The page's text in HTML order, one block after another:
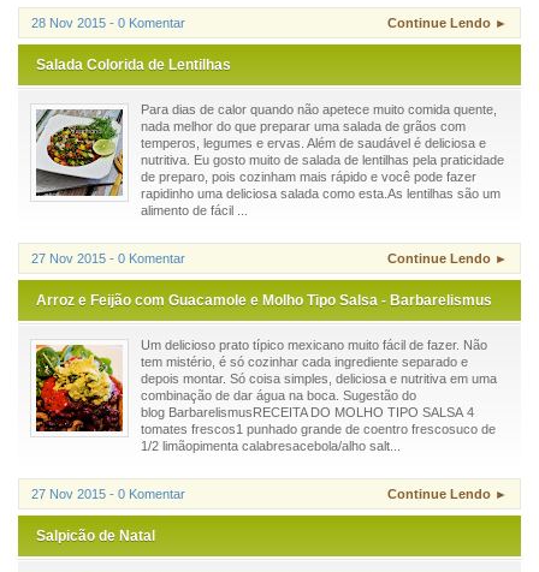
28 Nov 2015 - 0 Komentar Continue Lendo ►
Salada Colorida de Lentilhas
Para dias de calor quando não apetece muito comida quente,
nada melhor do que preparar uma salada de grãos com
temperos, legumes e ervas. Além de saudável é deliciosa e
nutritiva. Eu gosto muito de salada de lentilhas pela praticidade
de preparo, pois cozinham mais rápido e você pode fazer
rapidinho uma deliciosa salada como esta.As lentilhas são um
alimento de fácil ...
27 Nov 2015 - 0 Komentar Continue Lendo ►
Arroz e Feijão com Guacamole e Molho Tipo Salsa - Barbarelismus
Um delicioso prato típico mexicano muito fácil de fazer. Não
tem mistério, é só cozinhar cada ingrediente separado e
depois montar. Só coisa simples, deliciosa e nutritiva em uma
combinação de dar água na boca. Sugestão do
blog BarbarelismusRECEITA DO MOLHO TIPO SALSA 4
tomates frescos1 punhado grande de coentro frescosuco de
1/2 limãopimenta calabresacebola/alho salt...
27 Nov 2015 - 0 Komentar Continue Lendo ►
Salpicão de Natal